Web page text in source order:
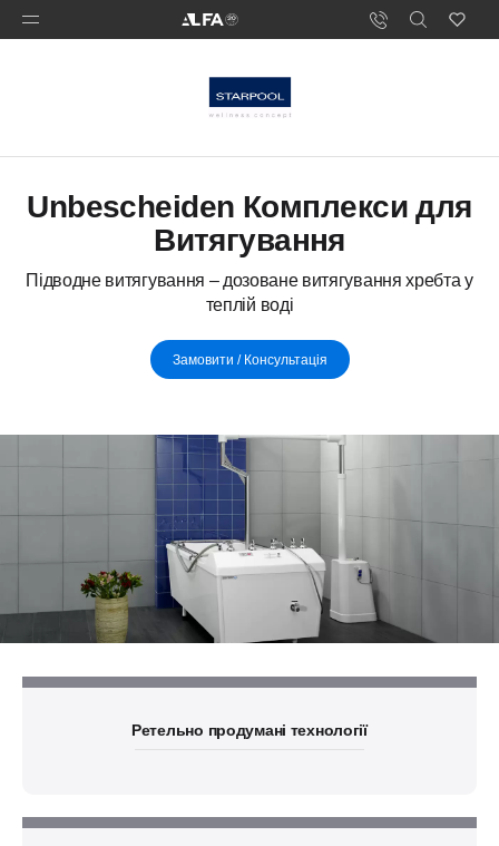
Unbescheiden Комплекси для
Витягування
Підводне витягування – дозоване витягування хребта у
теплій воді
Замовити / Консультація
Ретельно продумані технології